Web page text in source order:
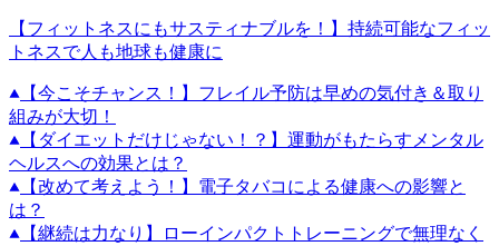
【フィットネスにもサスティナブルを！】持続可能なフィッ
トネスで人も地球も健康に
【今こそチャンス！】フレイル予防は早めの気付き＆取り
組みが大切！
【ダイエットだけじゃない！？】運動がもたらすメンタル
ヘルスへの効果とは？
【改めて考えよう！】電子タバコによる健康への影響と
は？
【継続は力なり】ローインパクトトレーニングで無理なく